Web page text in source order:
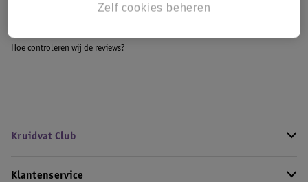
Hoe controleren wij de reviews?
Kruidvat Club
Klantenservice
Zelf cookies beheren